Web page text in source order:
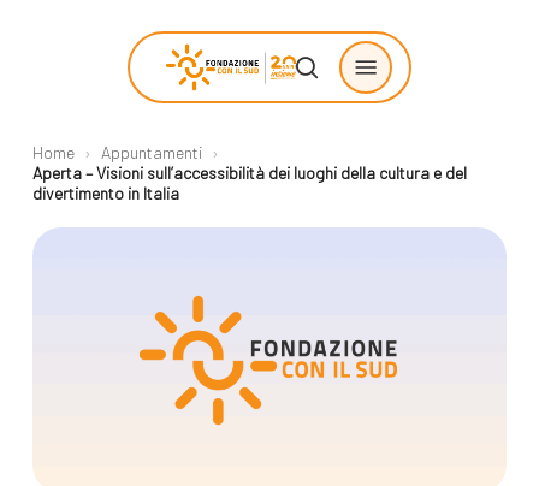
content
search
Menu
Home › Appuntamenti ›
Aperta – Visioni sull’accessibilità dei luoghi della cultura e del
divertimento in Italia
Chi siamo
La nostra missione
Il nostro modello
La governance
Progetti
sostenuti
Progetti